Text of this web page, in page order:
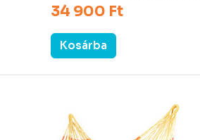
34 900 Ft
Kosárba